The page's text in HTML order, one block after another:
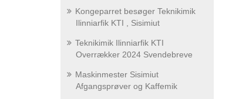
Kongeparret besøger Teknikimik
Ilinniarfik KTI , Sisimiut
Teknikimik Ilinniarfik KTI
Overrækker 2024 Svendebreve
Maskinmester Sisimiut
Afgangsprøver og Kaffemik